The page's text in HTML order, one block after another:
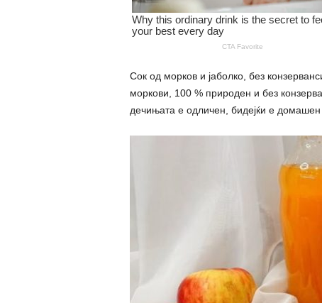
Сок од морков и јаболко, без
моркови, 100 % природен и без
дечињата е одличен, бидејќи е домашен